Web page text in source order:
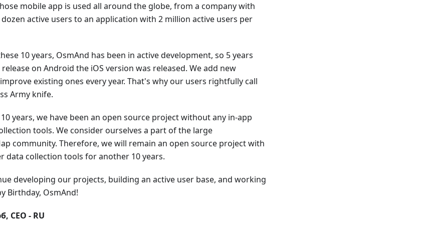
mobile app is used all around the globe, from a company with
active users to an application with 2 million active users per
10 years, OsmAnd has been in active development, so 5 years
on Android the iOS version was released. We add new
existing ones every year. That's why our users rightfully call
Army knife.
years, we have been an open source project without any in-app
tools. We consider ourselves a part of the large
community. Therefore, we will remain an open source project with
data collection tools for another 10 years.
developing our projects, building an active user base, and working
Birthday, OsmAnd!
CEO - RU